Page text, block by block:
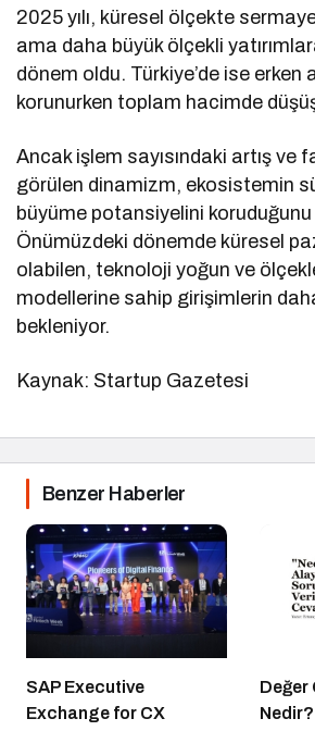
2025 yılı, küresel ölçekte
ama daha büyük ölçekli
dönem oldu. Türkiye’de ise erken
korunurken toplam hacimde
Ancak işlem sayısındaki artış ve
görülen dinamizm, ekosistemin
büyüme potansiyelini
Önümüzdeki dönemde küresel
olabilen, teknoloji yoğun ve
modellerine sahip girişimlerin
bekleniyor.
Kaynak: Startup Gazetesi
Benzer Haberler
SAP Executive
Exchange for CX
Değer